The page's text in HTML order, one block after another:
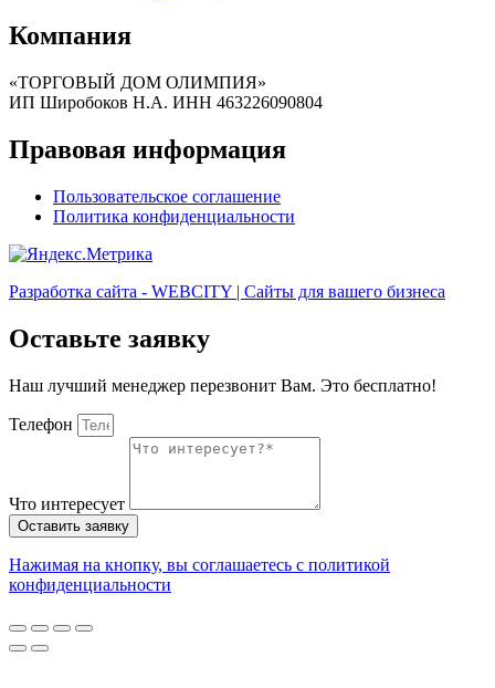
Компания
«ТОРГОВЫЙ ДОМ ОЛИМПИЯ»
ИП Широбоков Н.А. ИНН 463226090804
Правовая информация
Пользовательское соглашение
Политика конфиденциальности
Разработка сайта - WEBCITY | Сайты для вашего бизнеса
Оставьте заявку
Наш лучший менеджер перезвонит Вам. Это бесплатно!
Телефон
Что интересует
Оставить заявку
Нажимая на кнопку, вы соглашаетесь с политикой
конфиденциальности